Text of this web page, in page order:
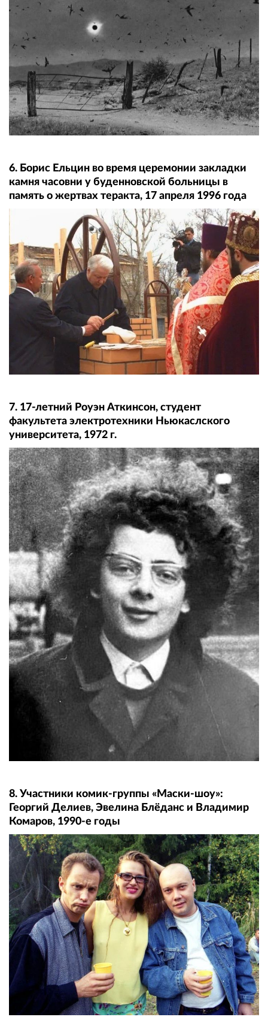
6. Борис Ельцин во время церемонии закладки
камня часовни у буденновской больницы в
память о жертвах теракта, 17 апреля 1996 года
7. 17-летний Роуэн Аткинсон, студент
факультета электротехники Ньюкаслского
университета, 1972 г.
8. Участники комик-группы «Маски-шоу»:
Георгий Делиев, Эвелина Блёданс и Владимир
Комаров, 1990-е годы